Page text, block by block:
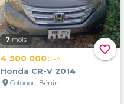
favorite_border
7 mois
4 500 000CFA
Honda CR-V 2014
location_on Cotonou, Bénin